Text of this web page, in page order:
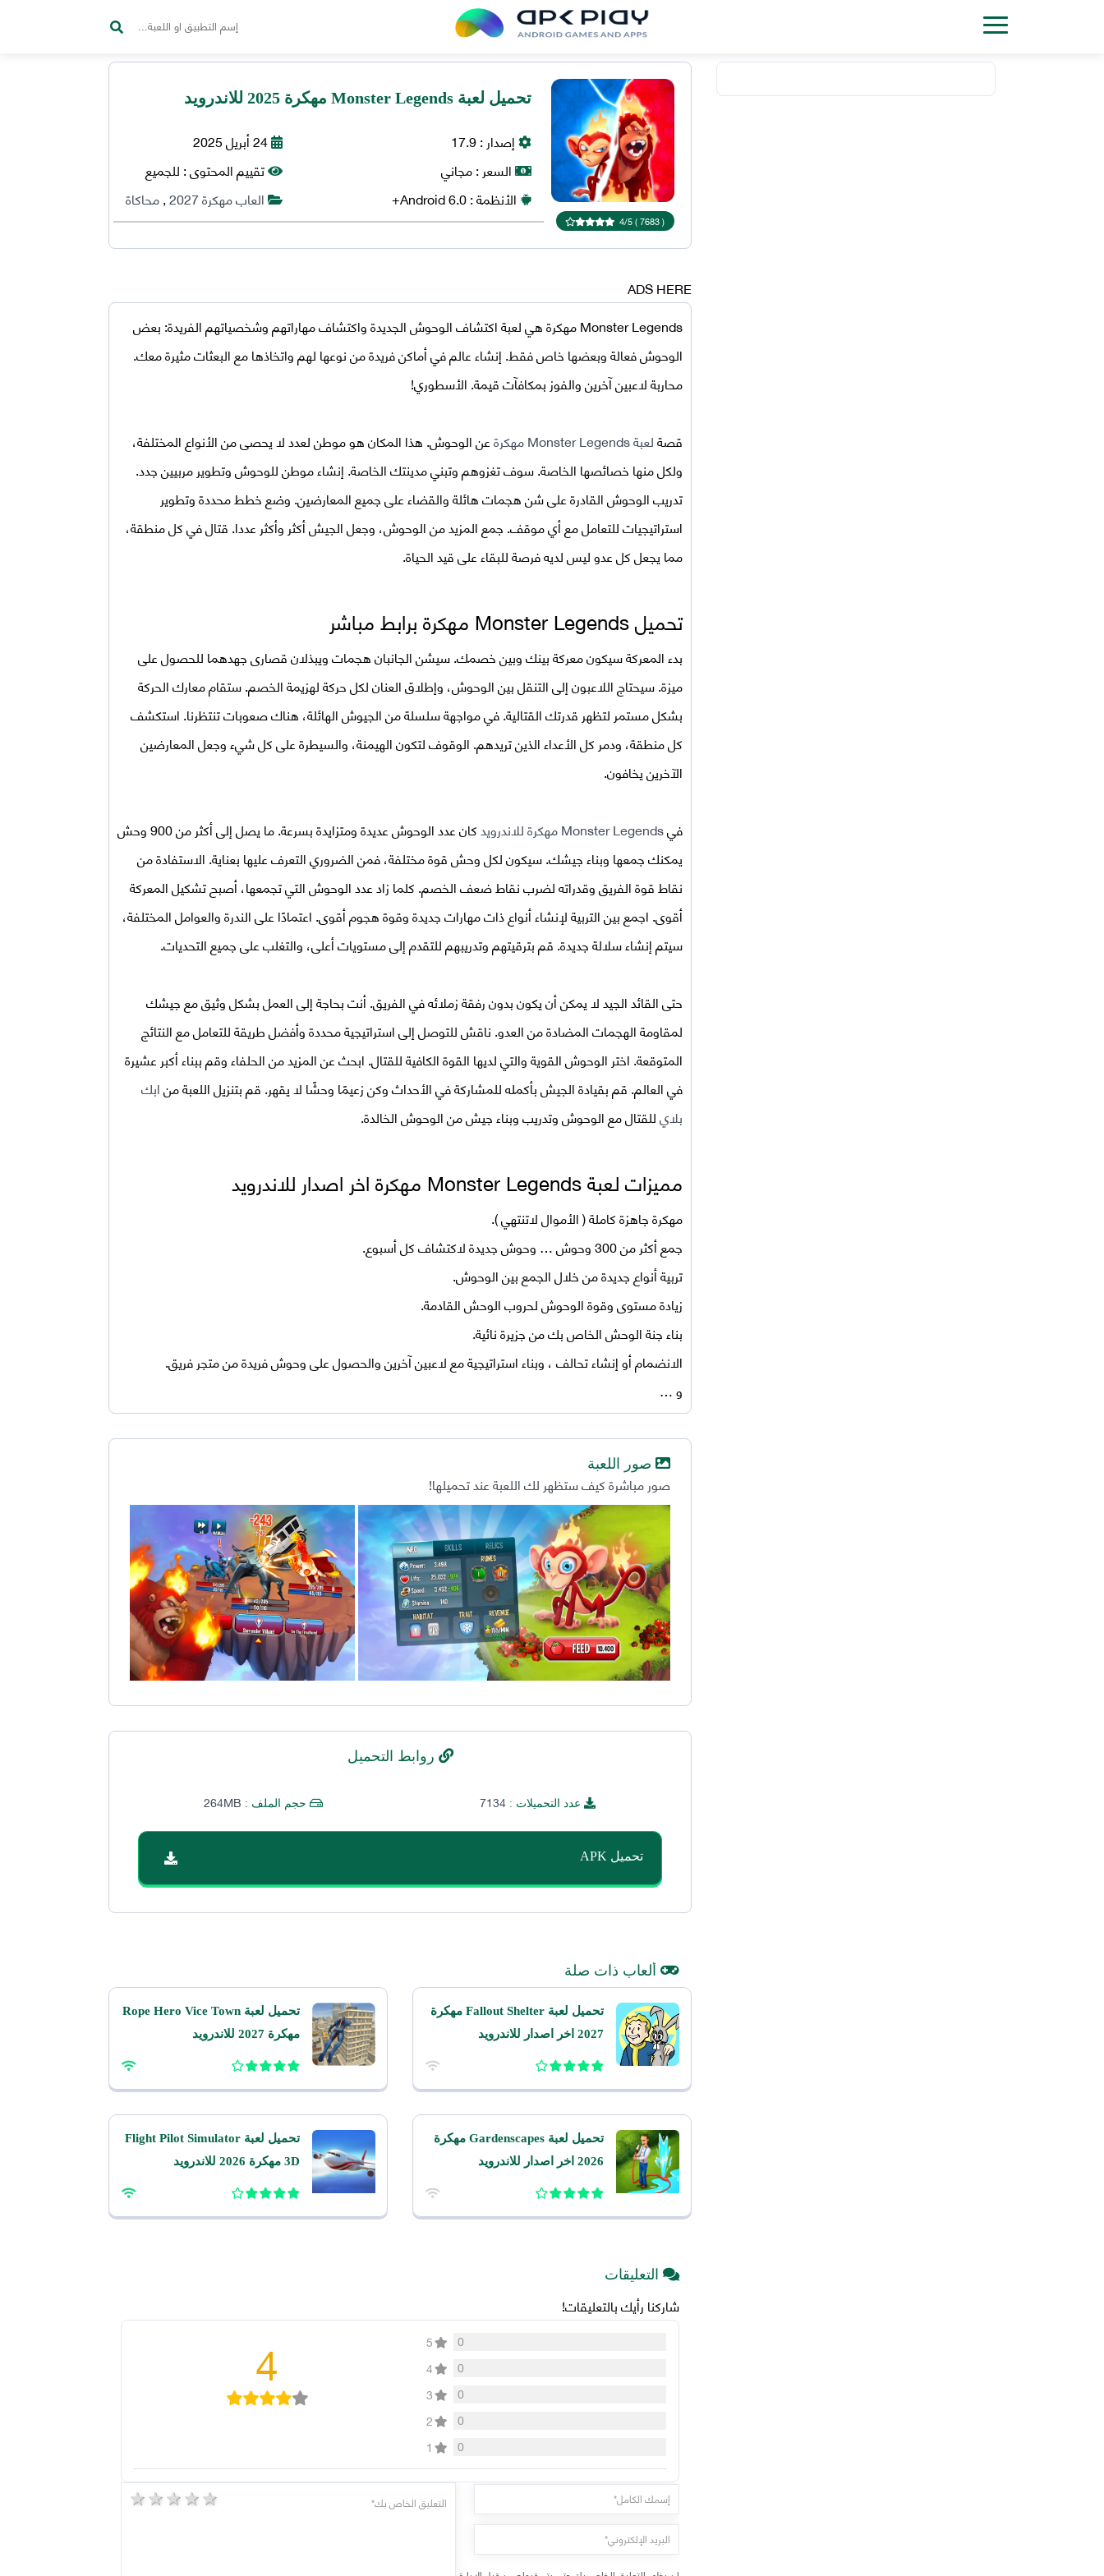
تحميل لعبة Monster Legends مهكرة 2025 للاندرويد
إصدار :17.9
السعر :مجاني
الأنظمة :
Android6.0+
24 أبريل 2025
تقييم المحتوى :للجميع
العاب مهكرة 2027
,محاكاة
(
7683
)
4/5
ADS HERE
Monster Legends مهكرة
هي لعبة اكتشاف الوحوش الجديدة واكتشاف مهاراتهم وشخصياتهم الفريدة: بعض
الوحوش فعالة وبعضها خاص فقط. إنشاء عالم في أماكن فريدة من نوعها لهم واتخاذها مع البعثات مثيرة معك.
محاربة لاعبين آخرين والفوز بمكافآت قيمة. الأسطوري!
قصةلعبةMonster Legends مهكرة
عن الوحوش. هذا المكان هو موطن لعدد لا يحصى من الأنواع المختلفة،
ولكل منها خصائصها الخاصة. سوف تغزوهم وتبني مدينتك الخاصة. إنشاء موطن للوحوش وتطوير مربيين جدد.
تدريب الوحوش القادرة على شن هجمات هائلة والقضاء على جميع المعارضين. وضع خطط محددة وتطوير
استراتيجيات للتعامل مع أي موقف. جمع المزيد من الوحوش، وجعل الجيش أكثر وأكثر عددا. قتال في كل منطقة،
مما يجعل كل عدو ليس لديه فرصة للبقاء على قيد الحياة.
تحميلMonster Legends مهكرة برابط مباشر
بدء المعركة سيكون معركة بينك وبين خصمك. سيشن الجانبان هجمات ويبذلان قصارى جهدهما للحصول على
ميزة. سيحتاج اللاعبون إلى التنقل بين الوحوش، وإطلاق العنان لكل حركة لهزيمة الخصم. ستقام معارك الحركة
بشكل مستمر لتظهر قدرتك القتالية. في مواجهة سلسلة من الجيوش الهائلة، هناك صعوبات تنتظرنا. استكشف
كل منطقة، ودمر كل الأعداء الذين تريدهم. الوقوف لتكون الهيمنة، والسيطرة على كل شيء وجعل المعارضين
الآخرين يخافون.
فيMonster Legends مهكرة للاندرويد
كان عدد الوحوش عديدة ومتزايدة بسرعة. ما يصل إلى أكثر من 900 وحش
يمكنك جمعها وبناء جيشك. سيكون لكل وحش قوة مختلفة، فمن الضروري التعرف عليها بعناية. الاستفادة من
نقاط قوة الفريق وقدراته لضرب نقاط ضعف الخصم. كلما زاد عدد الوحوش التي تجمعها، أصبح تشكيل المعركة
أقوى. اجمع بين التربية لإنشاء أنواع ذات مهارات جديدة وقوة هجوم أقوى. اعتمادًا على الندرة والعوامل المختلفة،
سيتم إنشاء سلالة جديدة. قم بترقيتهم وتدريبهم للتقدم إلى مستويات أعلى، والتغلب على جميع التحديات.
حتى القائد الجيد لا يمكن أن يكون بدون رفقة زملائه في الفريق. أنت بحاجة إلى العمل بشكل وثيق مع جيشك
لمقاومة الهجمات المضادة من العدو. ناقش للتوصل إلى استراتيجية محددة وأفضل طريقة للتعامل مع النتائج
المتوقعة. اختر الوحوش القوية والتي لديها القوة الكافية للقتال. ابحث عن المزيد من الحلفاء وقم ببناء أكبر عشيرة
في العالم. قم بقيادة الجيش بأكمله للمشاركة في الأحداث وكن زعيمًا وحشًا لا يقهر. قم بتنزيل اللعبة منابك
بلايللقتال مع الوحوش وتدريب وبناء جيش من الوحوش الخالدة.
مميزات لعبة Monster Legends مهكرة اخر اصدار للاندرويد
مهكرة جاهزة كاملة ( الأموال لاتنتهي ).
جمع أكثر من 300 وحوش … وحوش جديدة لاكتشاف كل أسبوع.
تربية أنواع جديدة من خلال الجمع بين الوحوش.
زيادة مستوى وقوة الوحوش لحروب الوحش القادمة.
بناء جنة الوحش الخاص بك من جزيرة نائية.
الانضمام أو إنشاء تحالف ، وبناء استراتيجية مع لاعبين آخرين والحصول على وحوش فريدة من متجر فريق.
و …
صور اللعبة
صور مباشرة كيف ستظهر لك اللعبة عند تحميلها!
روابط التحميل
عدد التحميلات :7134 حجم الملف : 264MB
تحميل APK
ألعاب ذات صلة
تحميل لعبة Fallout Shelter مهكرة
2027 اخر اصدار للاندرويد
تحميل لعبة Rope Hero Vice Town
مهكرة 2027 للاندرويد
تحميل لعبة Gardenscapes مهكرة
2026 اخر اصدار للاندرويد
تحميل لعبة Flight Pilot Simulator
3D مهكرة 2026 للاندرويد
التعليقات
شاركنا رأيك بالتعليقات!
0
5
0
4
0
3
0
2
0
1
4
5 stars 4 stars 3 stars 2 stars 1 star